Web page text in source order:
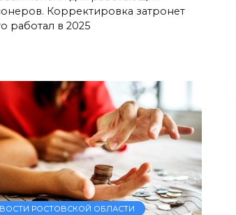
Корректировка затронет
работал в 2025
РОСТОВСКОЙ ОБЛАСТИ